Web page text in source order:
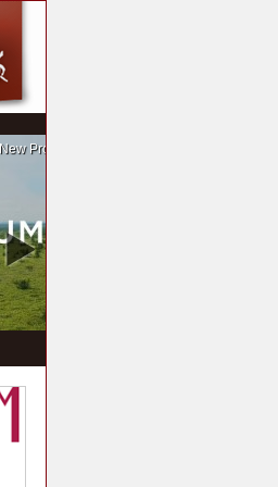
New Project！ 未来SUMIKA実験箱